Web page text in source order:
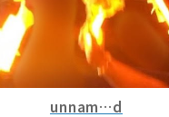
unnam…d